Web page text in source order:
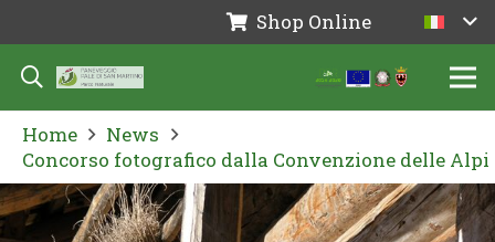
Shop Online
Home
News
Concorso fotografico dalla Convenzione delle Alpi